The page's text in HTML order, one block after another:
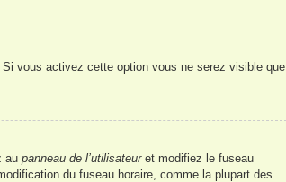
Si vous activez cette option vous ne serez visible que
au panneau de l’utilisateuret modifiez le fuseau
du fuseau horaire, comme la plupart des